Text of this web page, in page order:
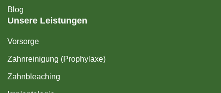
Blog
Unsere Leistungen
Vorsorge
Zahnreinigung (Prophylaxe)
Zahnbleaching